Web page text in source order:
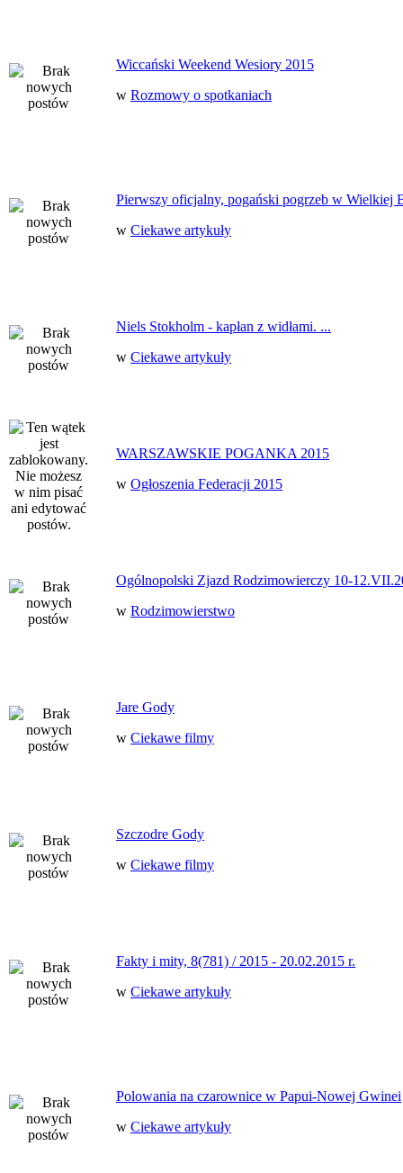
Wiccański Weekend Wesiory 2015
w Rozmowy o spotkaniach
Pierwszy oficjalny, pogański pogrzeb w Wielkiej
w Ciekawe artykuły
Niels Stokholm - kapłan z widłami. ...
w Ciekawe artykuły
WARSZAWSKIE POGANKA 2015
w Ogłoszenia Federacji 2015
Ogólnopolski Zjazd Rodzimowierczy 10-
w Rodzimowierstwo
Jare Gody
w Ciekawe filmy
Szczodre Gody
w Ciekawe filmy
Fakty i mity, 8(781) / 2015 - 20.02.2015 r.
w Ciekawe artykuły
Polowania na czarownice w Papui-Nowej Gwinei
w Ciekawe artykuły